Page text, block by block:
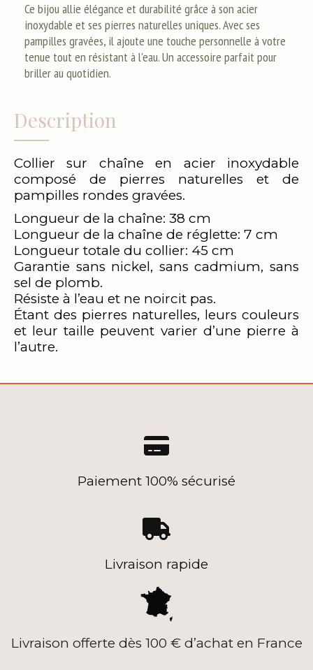
Ce bijou allie élégance et durabilité grâce à son acier
inoxydable et ses pierres naturelles uniques. Avec ses
pampilles gravées, il ajoute une touche personnelle à votre
tenue tout en résistant à l'eau. Un accessoire parfait pour
briller au quotidien.
Description
Collier sur chaîne en acier inoxydable
composé de pierres naturelles et de
pampilles rondes gravées.
Longueur de la chaîne: 38 cm
Longueur de la chaîne de réglette: 7 cm
Longueur totale du collier: 45 cm
Garantie sans nickel, sans cadmium, sans
sel de plomb.
Résiste à l’eau et ne noircit pas.
Étant des pierres naturelles, leurs couleurs
et leur taille peuvent varier d’une pierre à
l’autre.

Paiement 100% sécurisé

Livraison rapide
Livraison offerte dès 100 € d’achat en France